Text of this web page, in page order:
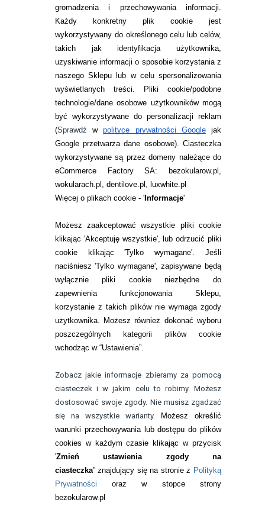
gromadzenia i przechowywania informacji.
Każdy konkretny plik cookie jest
wykorzystywany do określonego celu lub celów,
takich jak identyfikacja użytkownika,
uzyskiwanie informacji o sposobie korzystania z
naszego Sklepu lub w celu spersonalizowania
wyświetlanych treści.
Pliki cookie/podobne
technologie/dane osobowe użytkowników mogą
być wykorzystywane do personalizacji reklam
(Sprawdźwpolityce prywatności Googlejak
Google przetwarza dane osobowe). Ciasteczka
wykorzystywane są przez domeny należące do
eCommerce Factory SA: bezokularow.pl,
wokularach.pl, dentilove.pl, luxwhite.pl
Więcej o plikach cookie - 'Informacje'
Możesz zaakceptować wszystkie pliki cookie
klikając 'Akceptuję wszystkie', lub odrzucić pliki
cookie klikając 'Tylko wymagane'. Jeśli
naciśniesz 'Tylko wymagane', zapisywane będą
wyłącznie pliki cookie niezbędne do
zapewnienia funkcjonowania Sklepu,
korzystanie z takich plików nie wymaga zgody
użytkownika. Możesz również dokonać wyboru
poszczególnych kategorii plików cookie
wchodząc w “Ustawienia”.
Zobacz jakie informacje zbieramy za pomocą
ciasteczek i w jakim celu to robimy. Możesz
dostosować swoje zgody. Nie musisz zgadzać
się na wszystkie warianty.
Możesz określić
warunki przechowywania lub dostępu do plików
cookies w każdym czasie klikając w przycisk
'Zmień ustawienia zgody na
ciasteczka” znajdujący się na stronie z Polityką
Prywatności oraz w stopce strony
bezokularow.pl
INFORMACJE KONTAKTOWE
JAK ZAMAWIAĆ?
ZWROTY I REKLAMACJA
WARUNKI ZAKUPÓW
RANKINGI SOCZEWEK
SOCZEWKI KOLOROWE
Zwrot (odstąpienie od umowy)
ZMIEŃ USTAWIENIA ZGODY NA CIASTECZKA
KONTAKT
telefon:
22 113 44 42
telefon:
732 08 08 72
kontakt@bezokularow.pl